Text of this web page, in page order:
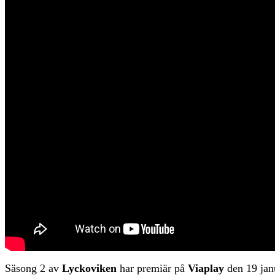
Säsong 2 av Lyckoviken har premiär på Viaplay den 19